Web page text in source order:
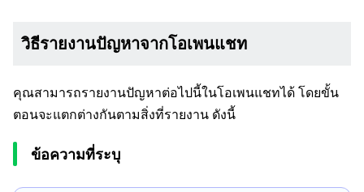
วิธีรายงานปัญหาจากโอเพนแชท
คุณสามารถรายงานปัญหาต่อไปนี้ในโอเพนแชทได้ โดยขั้น
ตอนจะแตกต่างกันตามสิ่งที่รายงาน ดังนี้
ข้อความที่ระบุ